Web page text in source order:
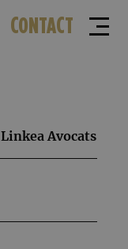
CONTACT
Linkea Avocats